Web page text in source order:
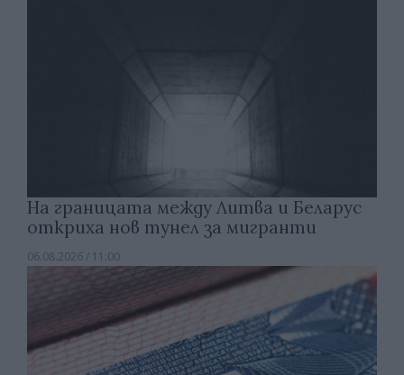
На границата между Литва и Беларус
откриха нов тунел за мигранти
06.08.2026 / 11:00